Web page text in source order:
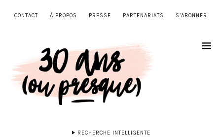
CONTACT À PROPOS PRESSE PARTENARIATS S’ABONNER
RECHERCHE INTELLIGENTE